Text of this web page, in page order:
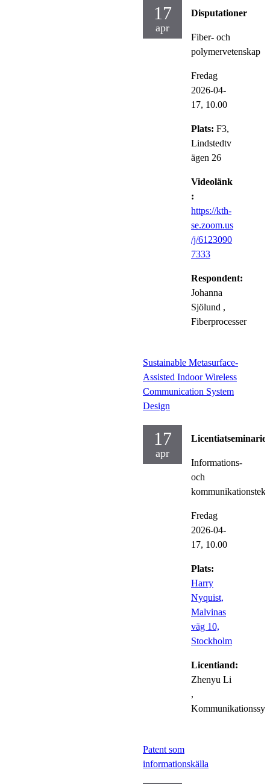
17
apr
Disputationer
Fiber- och
polymervetenskap
Fredag
2026-04-
17, 10.00
Plats: F3,
Lindstedtv
ägen 26
Videolänk
:
https://kth-
se.zoom.us
/j/6123090
7333
Respondent:
Johanna
Sjölund ,
Fiberprocesser
Sustainable Metasurface-
Assisted Indoor Wireless
Communication System
Design
17
apr
Licentiatseminarier
Informations-
och
Fredag
2026-04-
17, 10.00
Plats:
Harry
Nyquist,
Malvinas
väg 10,
Stockholm
Licentiand:
Zhenyu Li
,
Patent som
informationskälla